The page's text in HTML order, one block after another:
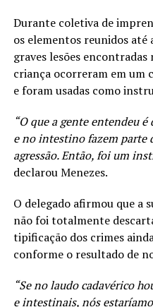
Durante coletiva de
os elementos reunidos até
graves lesões
criança ocorreram em um
e foram usadas como
“O que a gente entendeu é
e no intestino fazem parte
agressão. Então, foi um
declarou Menezes.
O delegado afirmou que a
não foi totalmente
tipificação dos crimes
conforme o resultado de
“Se no laudo cadavérico
e intestinais, nós